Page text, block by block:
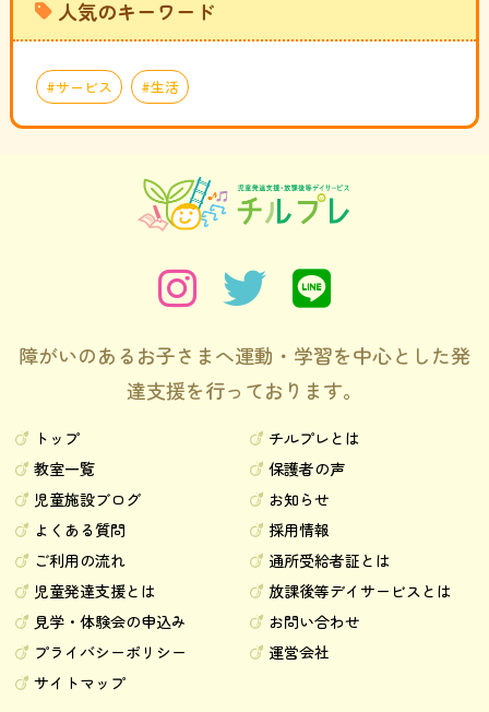
人気のキーワード
サービス 生活
障がいのあるお子さまへ運動・学習を中心とした発
達支援を行っております。
トップ
チルプレとは
教室一覧
保護者の声
児童施設ブログ
お知らせ
よくある質問
採用情報
ご利用の流れ
通所受給者証とは
児童発達支援とは
放課後等デイサービスとは
見学・体験会の申込み
お問い合わせ
プライバシーポリシー
運営会社
サイトマップ